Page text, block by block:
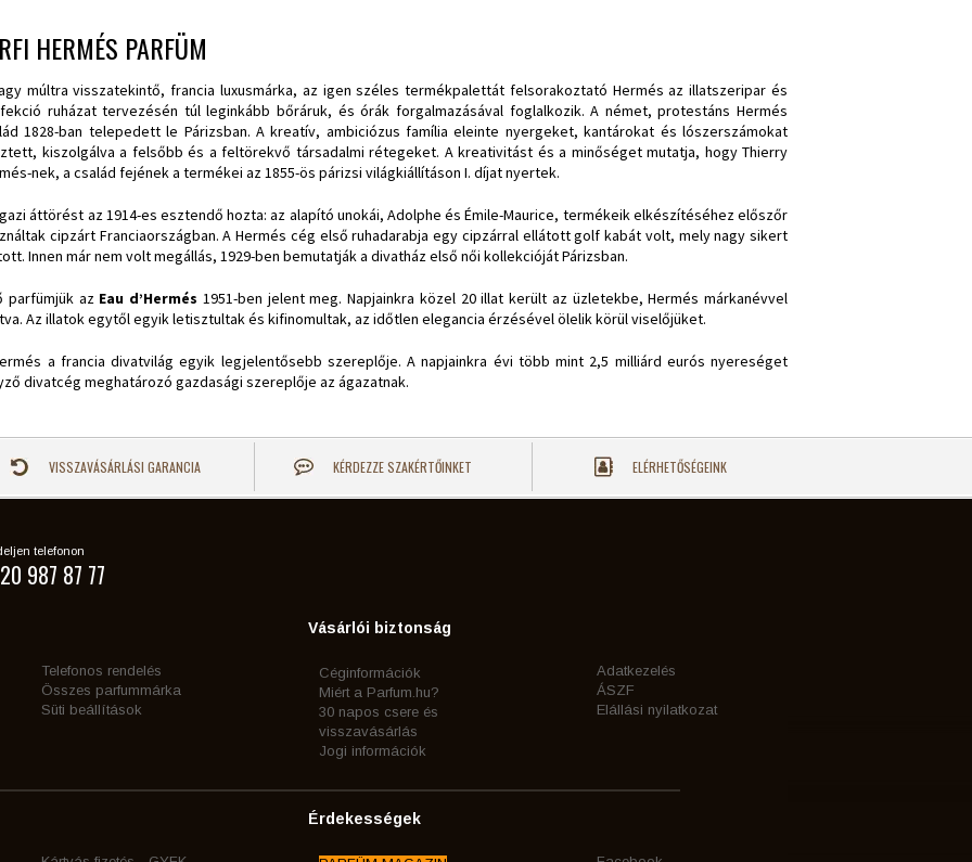
HERMÉS PARFÜM
múltra visszatekintő, francia luxusmárka, az igen széles termékpalettát felsorakoztató Hermés az illatszeripar és
ruházat tervezésén túl leginkább bőráruk, és órák forgalmazásával foglalkozik. A német, protestáns Hermés
1828-ban telepedett le Párizsban. A kreatív, ambiciózus família eleinte nyergeket, kantárokat és lószerszámokat
kiszolgálva a felsőbb és a feltörekvő társadalmi rétegeket. A kreativitást és a minőséget mutatja, hogy Thierry
nek, a család fejének a termékei az 1855-ös párizsi világkiállításon I. díjat nyertek.
áttörést az 1914-es esztendő hozta: az alapító unokái, Adolphe és Émile-Maurice, termékeik elkészítéséhez előszőr
cipzárt Franciaországban. A Hermés cég első ruhadarabja egy cipzárral ellátott golf kabát volt, mely nagy sikert
Innen már nem volt megállás, 1929-ben bemutatják a divatház első női kollekcióját Párizsban.
parfümjük az Eau d’Hermés 1951-ben jelent meg. Napjainkra közel 20 illat került az üzletekbe, Hermés márkanévvel
Az illatok egytől egyik letisztultak és kifinomultak, az időtlen elegancia érzésével ölelik körül viselőjüket.
a francia divatvilág egyik legjelentősebb szereplője. A napjainkra évi több mint 2,5 milliárd eurós nyereséget
divatcég meghatározó gazdasági szereplője az ágazatnak.
VISSZAVÁSÁRLÁSI GARANCIA KÉRDEZZE SZAKÉRTŐINKET ELÉRHETŐSÉGEINK
telefonon
987 87 77
Telefonos rendelés
Összes parfummárka
Süti beállítások
Vásárlói biztonság
Céginformációk
Miért a Parfum.hu?
30 napos csere és
visszavásárlás
Jogi információk
Adatkezelés
ÁSZF
Elállási nyilatkozat
Érdekességek